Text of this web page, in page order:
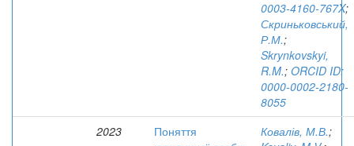
0003-4160-767X;
Скриньковський,
Р.М.;
Skrynkovskyi,
R.M.; ORCID ID:
0000-0002-2180-
8055
2023
Поняття
Ковалів, М.В.;